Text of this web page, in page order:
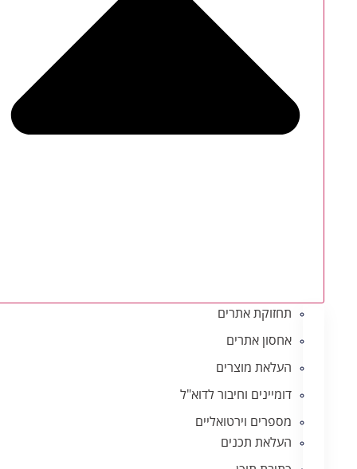
תחזוקת אתרים
אחסון אתרים
העלאת מוצרים
דומיינים וחיבור לדוא"ל
מספרים וירטואליים
העלאת תכנים